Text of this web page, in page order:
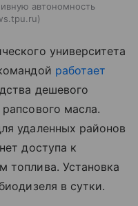
автономность
университета
работает
дешевого
масла.
удаленных районов
доступа к
топлива. Установка
в сутки.